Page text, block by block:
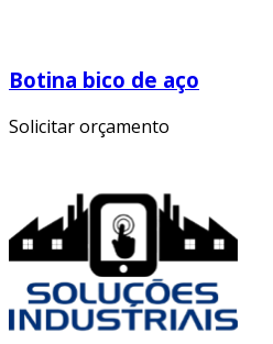
Botina bico de aço
Solicitar orçamento